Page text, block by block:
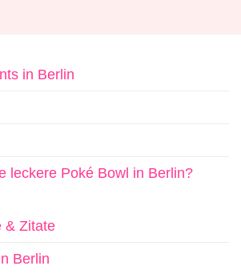
in Berlin
leckere Poké Bowl in Berlin?
& Zitate
Berlin